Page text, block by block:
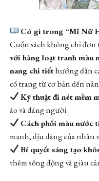
Có gì trong “Mĩ Nữ
Cuốn sách không chỉ đơn
với hàng loạt tranh màu
nang chi tiếthướng dẫn
cổ trang từ cơ bản đến
Kỹ thuật đi nét mềm
áo và dáng người
Cách phối màu nước
manh, dịu dàng của nhân
Bí quyết sáng tạo
thêm sống động và giàu